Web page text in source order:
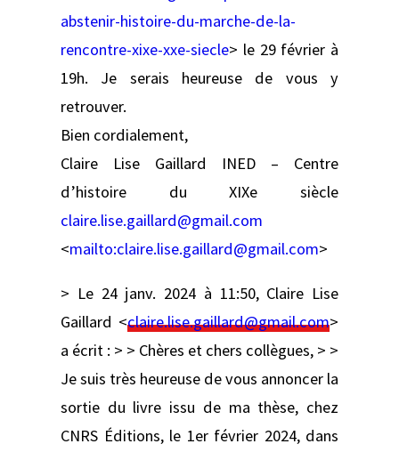
abstenir-histoire-du-marche-de-la-
rencontre-xixe-xxe-siecle> le 29 février à
19h. Je serais heureuse de vous y
retrouver.
Bien cordialement,
Claire Lise Gaillard INED – Centre
d’histoire du XIXe siècle
claire.lise.gaillard@gmail.com
<mailto:claire.lise.gaillard@gmail.com>
> Le 24 janv. 2024 à 11:50, Claire Lise
Gaillard <claire.lise.gaillard@gmail.com>
a écrit : > > Chères et chers collègues, > >
Je suis très heureuse de vous annoncer la
sortie du livre issu de ma thèse, chez
CNRS Éditions, le 1er février 2024, dans